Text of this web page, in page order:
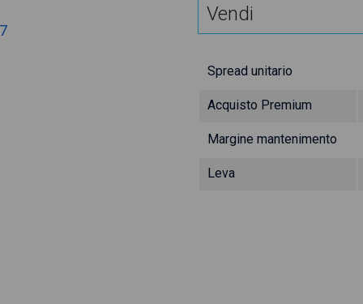
Vendi
Spread unitario
Acquisto Premium
Margine mantenimento
Leva